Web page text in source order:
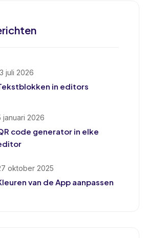
juli 2026
in editors
januari 2026
code generator in elke
oktober 2025
van de App aanpassen